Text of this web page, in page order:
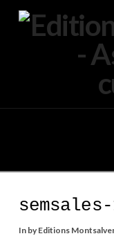
In by Editions